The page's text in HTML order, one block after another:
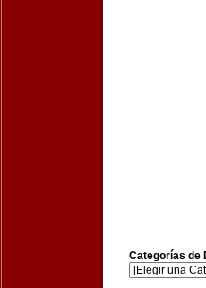
Categorías de